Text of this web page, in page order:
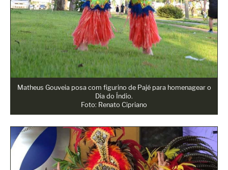
Matheus Gouveia posa com figurino de Pajé para homenagear o
Dia do Índio.
Foto: Renato Cipriano